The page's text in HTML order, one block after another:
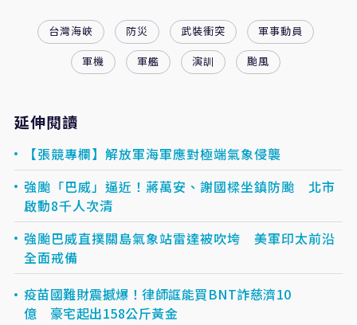
台灣海峽 防災 武裝衝突
軍事動員
軍機
軍艦 演訓 颱風
延伸閱讀
【張競專欄】解放軍海軍應對極端氣象侵襲
強颱「巴威」逼近！蔣萬安、謝國樑坐鎮防颱 北市
啟動8千人次清
強颱巴威直撲關島氣象站雷達被吹垮 美軍印太前沿
全面戒備
疫苗國難財震撼爆！律師誆能買BNT詐慈濟10
億 豪宅起出158公斤黃金